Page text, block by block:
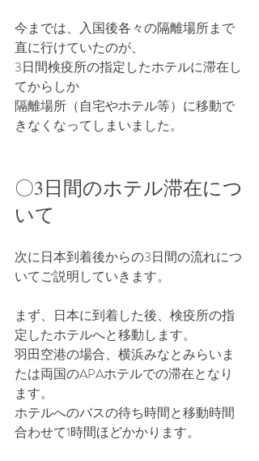
今までは、入国後各々の隔離場所まで
直に行けていたのが、
3日間検疫所の指定したホテルに滞在し
てからしか
隔離場所（自宅やホテル等）に移動で
きなくなってしまいました。
〇3日間のホテル滞在につ
いて
次に日本到着後からの3日間の流れにつ
いてご説明していきます。
まず、日本に到着した後、検疫所の指
定したホテルへと移動します。
羽田空港の場合、横浜みなとみらいま
たは両国のAPAホテルでの滞在となり
ます。
ホテルへのバスの待ち時間と移動時間
合わせて1時間ほどかかります。